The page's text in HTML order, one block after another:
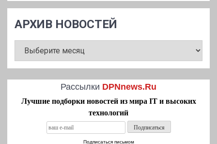
АРХИВ НОВОСТЕЙ
НОВОСТЕЙ
Рассылки DPNnews.Ru
Лучшие подборки новостей из мира IT и высоких
технологий
Подписаться письмом